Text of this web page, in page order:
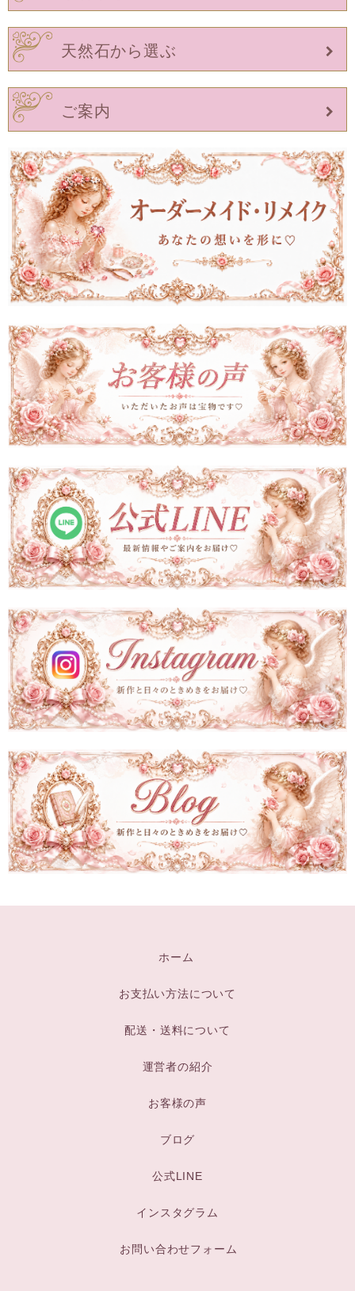
天然石から選ぶ
ご案内
ホーム
お支払い方法について
配送・送料について
運営者の紹介
お客様の声
ブログ
公式LINE
インスタグラム
お問い合わせフォーム